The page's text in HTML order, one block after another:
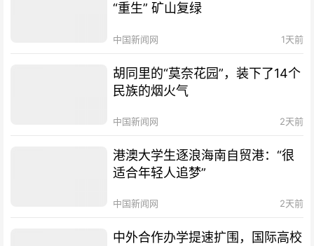
“重生” 矿山复绿
中国新闻网 1天前
胡同里的“莫奈花园”，装下了14个
民族的烟火气
中国新闻网 2天前
港澳大学生逐浪海南自贸港：“很
适合年轻人追梦”
中国新闻网 2天前
中外合作办学提速扩围，国际高校